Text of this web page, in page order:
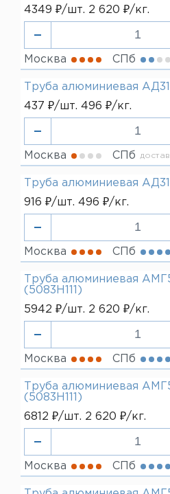
4349 ₽/шт. 2 620 ₽/кг.
Москва СПб
Труба алюминиевая
437 ₽/шт. 496 ₽/кг.
Москва СПб
Труба алюминиевая
916 ₽/шт. 496 ₽/кг.
Москва СПб
Труба алюминиевая
(5083H111)
5942 ₽/шт. 2 620 ₽/кг.
Москва СПб
Труба алюминиевая
(5083H111)
6812 ₽/шт. 2 620 ₽/кг.
Москва СПб